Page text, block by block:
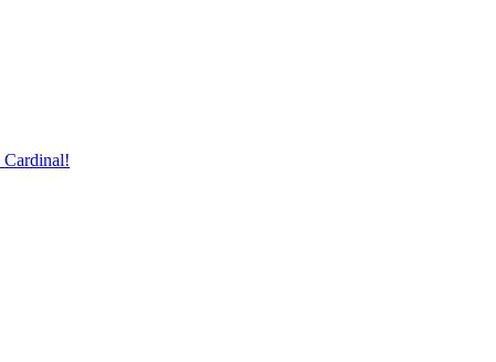
Cardinal!